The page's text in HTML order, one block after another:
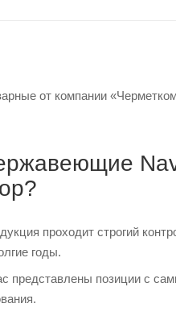
от компании
проходит строгий
годы.
представлены позиции с